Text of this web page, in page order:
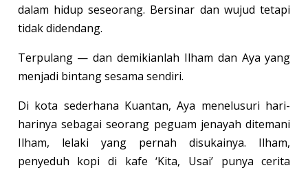
dalam hidup seseorang. Bersinar dan wujud tetapi
tidak didendang.
Terpulang — dan demikianlah Ilham dan Aya yang
menjadi bintang sesama sendiri.
Di kota sederhana Kuantan, Aya menelusuri hari-
harinya sebagai seorang peguam jenayah ditemani
Ilham, lelaki yang pernah disukainya. Ilham,
penyeduh kopi di kafe ‘Kita, Usai’ punya cerita